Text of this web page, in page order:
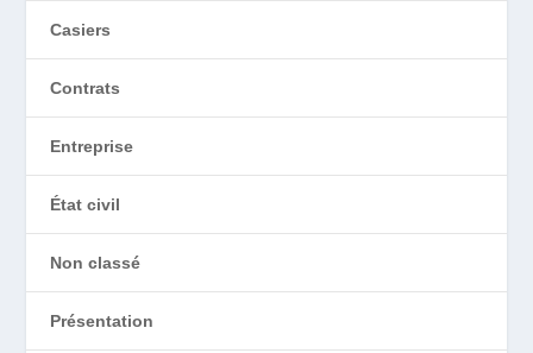
Casiers
Contrats
Entreprise
État civil
Non classé
Présentation